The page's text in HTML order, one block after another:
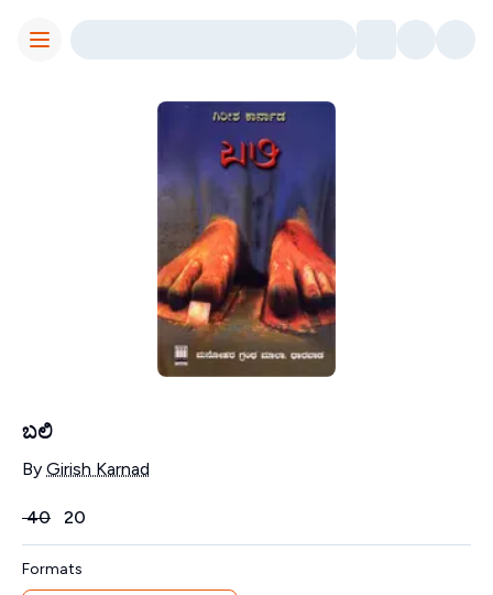
Toggle Menu
ಬಲಿ
Contributors
By Girish Karnad
Price
₹40 20
Formats